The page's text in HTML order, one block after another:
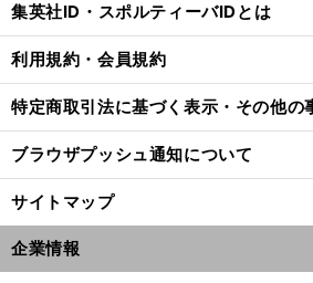
】
、
不
集英社ID・スポルティーバIDとは
利用規約・会員規約
特定商取引法に基づく表示・その他の
ブラウザプッシュ通知について
サイトマップ
企業情報